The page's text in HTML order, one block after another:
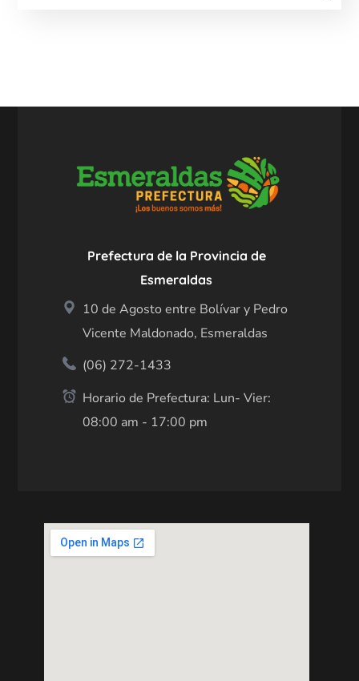
Prefectura de la Provincia de
Esmeraldas
10 de Agosto entre Bolívar y Pedro
Vicente Maldonado, Esmeraldas
(06) 272-1433
Horario de Prefectura: Lun- Vier:
08:00 am - 17:00 pm